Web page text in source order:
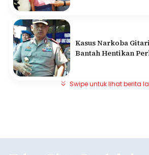
Kasus Narkoba
Bantah Hentikan
Swipe untuk lihat berita